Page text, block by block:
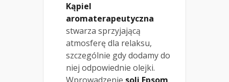
Kąpiel
aromaterapeutyczna
stwarza sprzyjającą
atmosferę dla relaksu,
szczególnie gdy dodamy do
niej odpowiednie olejki.